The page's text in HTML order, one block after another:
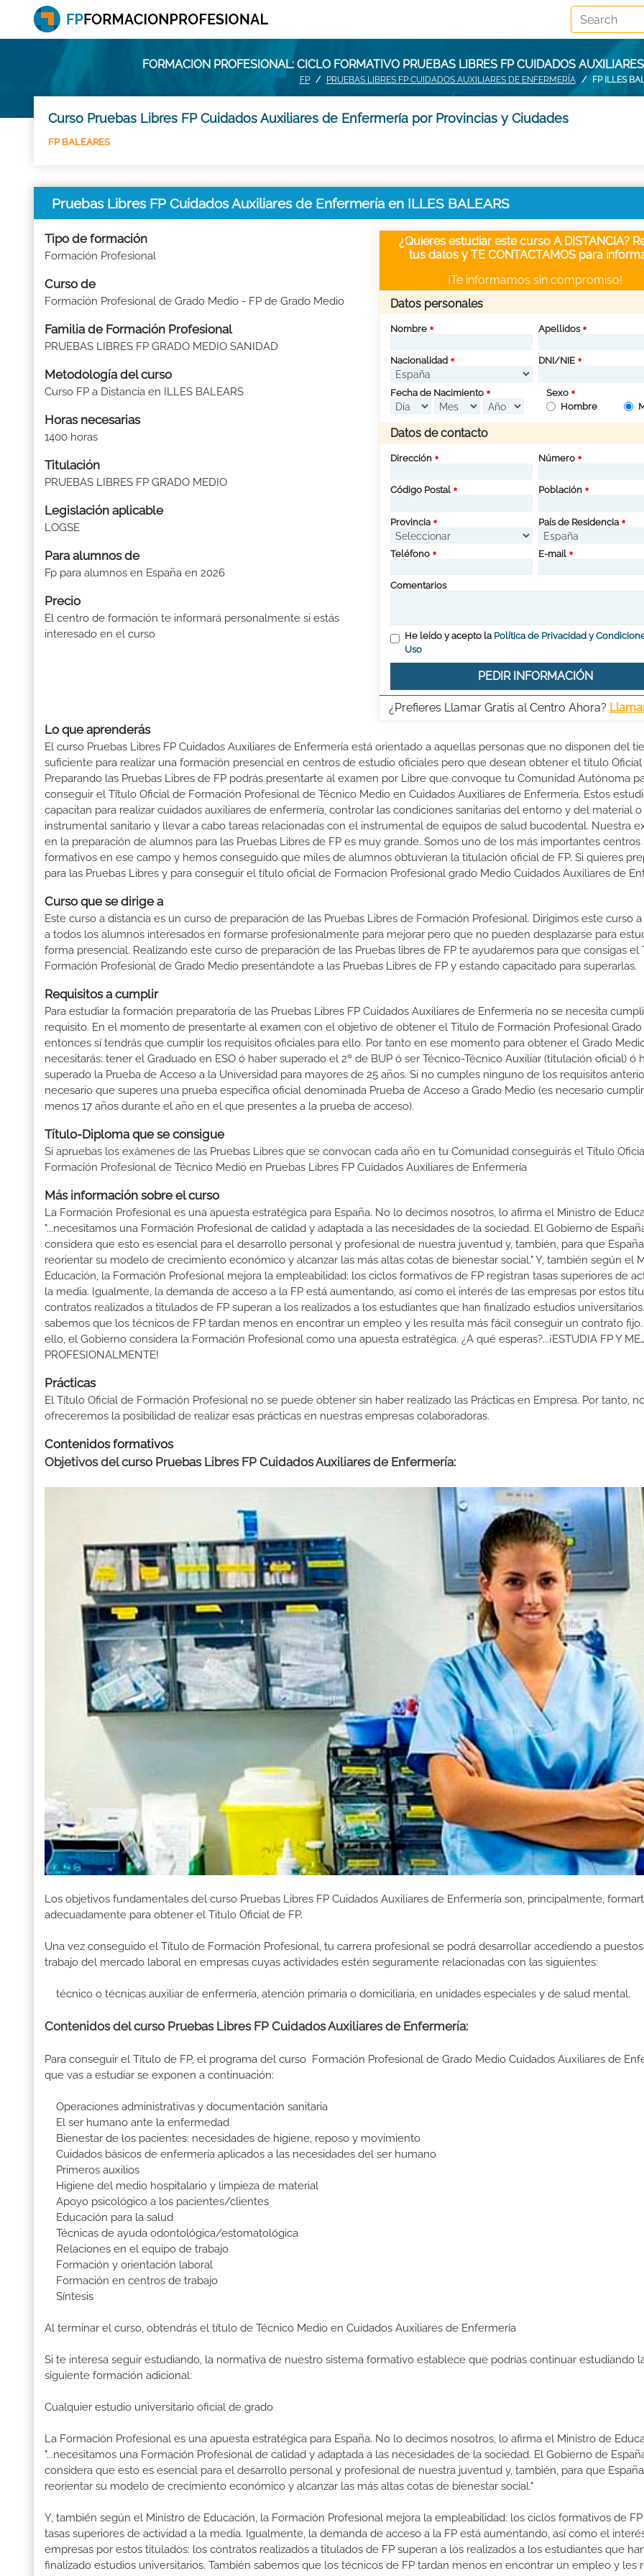
FORMACION PROFESIONAL: CICLO FORMATIVO PRUEBAS LIBRES FP CUIDADOS
FP PRUEBAS LIBRES FP CUIDADOS AUXILIARES DE ENFERMERÍA FP ILLES
Curso Pruebas Libres FP Cuidados Auxiliares de Enfermería por Provincias y Ciudades
FP BALEARES
Pruebas Libres FP Cuidados Auxiliares de Enfermería en ILLES BALEARS
Tipo de formación
Formación Profesional
Curso de
Formación Profesional de Grado Medio - FP de Grado Medio
Familia de Formación Profesional
PRUEBAS LIBRES FP GRADO MEDIO SANIDAD
Metodología del curso
Curso FP a Distancia en ILLES BALEARS
Horas necesarias
1400 horas
Titulación
PRUEBAS LIBRES FP GRADO MEDIO
Legislación aplicable
LOGSE
Para alumnos de
Fp para alumnos en España en 2026
Precio
El centro de formación te informará personalmente si estás
interesado en el curso
¿Quieres estudiar este curso A DISTANCIA?
tus datos y TE CONTACTAMOS para
¡Te informamos sin compromiso!
Datos personales
Nombre Apellidos
Nacionalidad DNI/NIE
Fecha de Nacimiento
Sexo
Hombre
Datos de contacto
Dirección Número
Código Postal Población
Provincia País de Residencia
Teléfono E-mail
Comentarios
He leído y acepto la Política de Privacidad y
Uso
PEDIR INFORMACIÓN
¿Prefieres Llamar Gratis al Centro Ahora?
Lo que aprenderás
El curso Pruebas Libres FP Cuidados Auxiliares de Enfermería está orientado a aquellas personas que no disponen del
suficiente para realizar una formación presencial en centros de estudio oficiales pero que desean obtener el título Oficial
Preparando las Pruebas Libres de FP podrás presentarte al examen por Libre que convoque tu Comunidad Autónoma
conseguir el Título Oficial de Formación Profesional de Técnico Medio en Cuidados Auxiliares de Enfermería. Estos
capacitan para realizar cuidados auxiliares de enfermería, controlar las condiciones sanitarias del entorno y del material o
instrumental sanitario y llevar a cabo tareas relacionadas con el instrumental de equipos de salud bucodental. Nuestra
en la preparación de alumnos para las Pruebas Libres de FP es muy grande. Somos uno de los más importantes centros
formativos en ese campo y hemos conseguido que miles de alumnos obtuvieran la titulación oficial de FP. Si quieres
para las Pruebas Libres y para conseguir el título oficial de Formacion Profesional grado Medio Cuidados Auxiliares de
Curso que se dirige a
Este curso a distancia es un curso de preparación de las Pruebas Libres de Formación Profesional. Dirigimos este curso
a todos los alumnos interesados en formarse profesionalmente para mejorar pero que no pueden desplazarse para
forma presencial. Realizando este curso de preparación de las Pruebas libres de FP te ayudaremos para que consigas el
Formación Profesional de Grado Medio presentándote a las Pruebas Libres de FP y estando capacitado para superarlas.
Requisitos a cumplir
Para estudiar la formación preparatoria de las Pruebas Libres FP Cuidados Auxiliares de Enfermería no se necesita
requisito. En el momento de presentarte al examen con el objetivo de obtener el Titulo de Formación Profesional
entonces sí tendrás que cumplir los requisitos oficiales para ello. Por tanto en ese momento para obtener el Grado
necesitarás: tener el Graduado en ESO ó haber superado el 2º de BUP ó ser Técnico-Técnico Auxiliar (titulación oficial) ó
superado la Prueba de Acceso a la Universidad para mayores de 25 años. Si no cumples ninguno de los requisitos
necesario que superes una prueba específica oficial denominada Prueba de Acceso a Grado Medio (es necesario
menos 17 años durante el año en el que presentes a la prueba de acceso).
Título-Diploma que se consigue
Si apruebas los exámenes de las Pruebas Libres que se convocan cada año en tu Comunidad conseguirás el Título
Formación Profesional de Técnico Medio en Pruebas Libres FP Cuidados Auxiliares de Enfermería
Más información sobre el curso
La Formación Profesional es una apuesta estratégica para España. No lo decimos nosotros, lo afirma el Ministro de
"...necesitamos una Formación Profesional de calidad y adaptada a las necesidades de la sociedad. El Gobierno de
considera que esto es esencial para el desarrollo personal y profesional de nuestra juventud y, también, para que
reorientar su modelo de crecimiento económico y alcanzar las más altas cotas de bienestar social." Y, también según el
Educación, la Formación Profesional mejora la empleabilidad: los ciclos formativos de FP registran tasas superiores de
la media. Igualmente, la demanda de acceso a la FP está aumentando, así como el interés de las empresas por estos
contratos realizados a titulados de FP superan a los realizados a los estudiantes que han finalizado estudios
sabemos que los técnicos de FP tardan menos en encontrar un empleo y les resulta más fácil conseguir un contrato
ello, el Gobierno considera la Formación Profesional como una apuesta estratégica. ¿A qué esperas?...¡ESTUDIA FP Y
PROFESIONALMENTE!
Prácticas
El Título Oficial de Formación Profesional no se puede obtener sin haber realizado las Prácticas en Empresa. Por tanto,
ofreceremos la posibilidad de realizar esas prácticas en nuestras empresas colaboradoras.
Contenidos formativos
Objetivos del curso Pruebas Libres FP Cuidados Auxiliares de Enfermería:
Los objetivos fundamentales del curso Pruebas Libres FP Cuidados Auxiliares de Enfermería son, principalmente,
adecuadamente para obtener el Titulo Oficial de FP.
Una vez conseguido el Título de Formación Profesional, tu carrera profesional se podrá desarrollar accediendo a
trabajo del mercado laboral en empresas cuyas actividades estén seguramente relacionadas con las siguientes:
técnico o técnicas auxiliar de enfermería, atención primaria o domiciliaria, en unidades especiales y de salud mental.
Contenidos del curso Pruebas Libres FP Cuidados Auxiliares de Enfermería:
Para conseguir el Título de FP, el programa del curso Formación Profesional de Grado Medio Cuidados Auxiliares de
que vas a estudiar se exponen a continuación:
Operaciones administrativas y documentación sanitaria
El ser humano ante la enfermedad
Bienestar de los pacientes: necesidades de higiene, reposo y movimiento
Cuidados básicos de enfermería aplicados a las necesidades del ser humano
Primeros auxilios
Higiene del medio hospitalario y limpieza de material
Apoyo psicológico a los pacientes/clientes
Educación para la salud
Técnicas de ayuda odontológica/estomatológica
Relaciones en el equipo de trabajo
Formación y orientación laboral
Formación en centros de trabajo
Síntesis
Al terminar el curso, obtendrás el título de Técnico Medio en Cuidados Auxiliares de Enfermería
Si te interesa seguir estudiando, la normativa de nuestro sistema formativo establece que podrías continuar estudiando
siguiente formación adicional:
Cualquier estudio universitario oficial de grado
La Formación Profesional es una apuesta estratégica para España. No lo decimos nosotros, lo afirma el Ministro de
"...necesitamos una Formación Profesional de calidad y adaptada a las necesidades de la sociedad. El Gobierno de
considera que esto es esencial para el desarrollo personal y profesional de nuestra juventud y, también, para que
reorientar su modelo de crecimiento económico y alcanzar las más altas cotas de bienestar social."
Y, también según el Ministro de Educación, la Formación Profesional mejora la empleabilidad: los ciclos formativos de
tasas superiores de actividad a la media. Igualmente, la demanda de acceso a la FP está aumentando, así como el
empresas por estos titulados: los contratos realizados a titulados de FP superan a los realizados a los estudiantes que
finalizado estudios universitarios. También sabemos que los técnicos de FP tardan menos en encontrar un empleo y les